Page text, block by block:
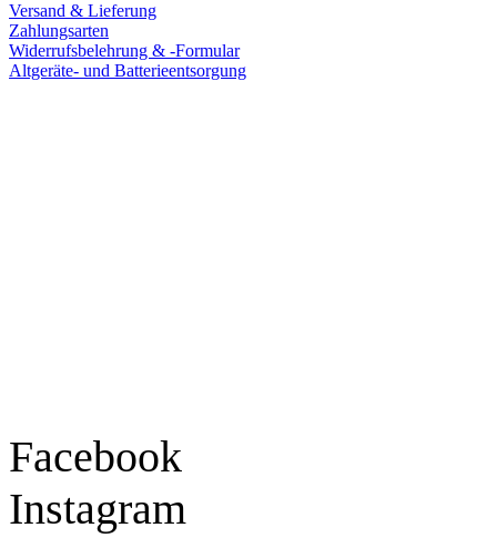
Versand & Lieferung
Zahlungsarten
Widerrufsbelehrung & -Formular
Altgeräte- und Batterieentsorgung
Facebook
Instagram